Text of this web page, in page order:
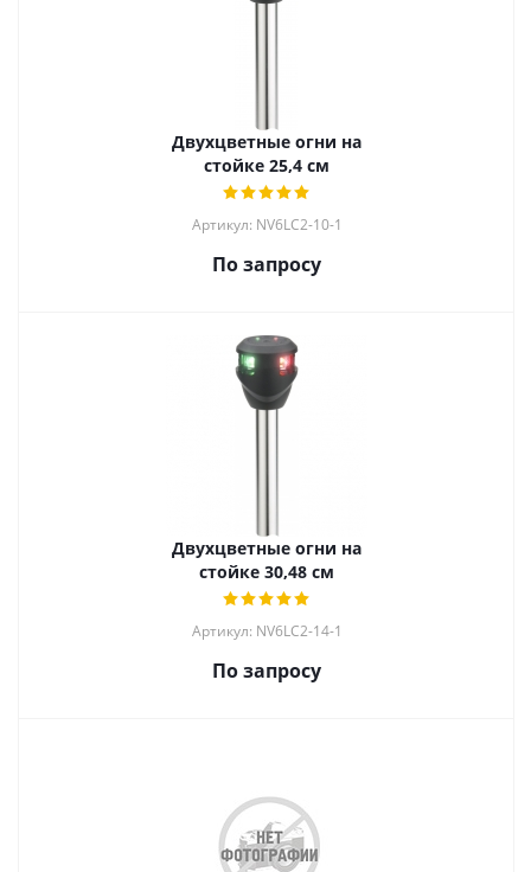
Двухцветные огни на
стойке 25,4 см
Артикул: NV6LC2-10-1
По запросу
Двухцветные огни на
стойке 30,48 см
Артикул: NV6LC2-14-1
По запросу